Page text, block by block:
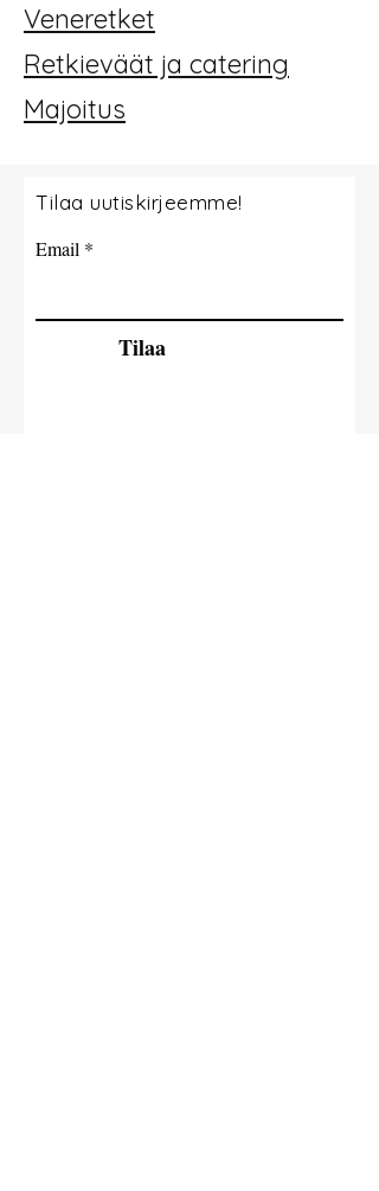
Veneretket
Retkieväät ja catering
Majoitus
Tilaa uutiskirjeemme!
Email
Tilaa